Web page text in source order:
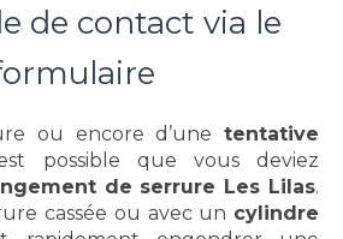
de contact via le
ou encore d’une tentative
possible que vous deviez
de serrure Les Lilas.
cassée ou avec un cylindre